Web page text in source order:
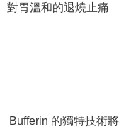
對胃溫和的退燒止痛
Bufferin 的獨特技術將